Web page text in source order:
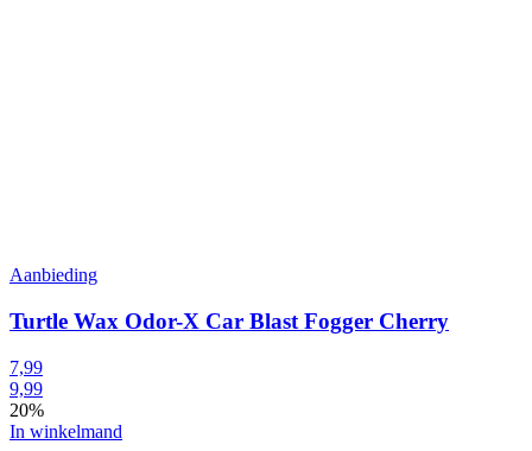
Aanbieding
Turtle Wax Odor-X Car Blast Fogger Cherry
7,99
9,99
20%
In winkelmand